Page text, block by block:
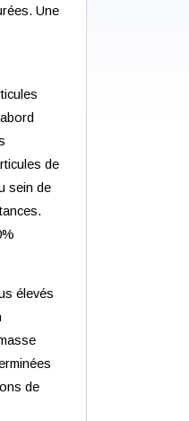
Une
de
sein de
élevés
de